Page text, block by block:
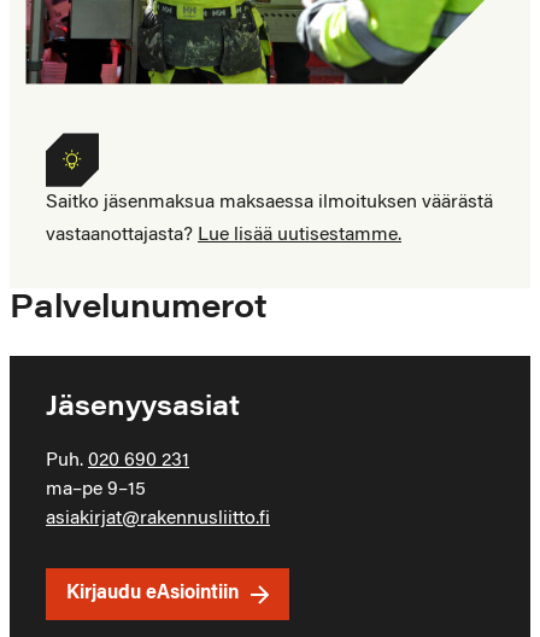
Saitko
jäsenmaksua
ilmoituksen
Saitko jäsenmaksua maksaessa ilmoituksen väärästä
vastaanottajasta? Lue lisää uutisestamme.
Palvelunumerot
Jäsenyysasiat
Puh. 020 690 231
ma–pe 9–15
asiakirjat@rakennusliitto.fi
Kirjaudu eAsiointiin